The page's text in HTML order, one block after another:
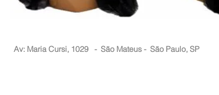
Av: Maria Cursi, 1029 - São Mateus - São Paulo, SP